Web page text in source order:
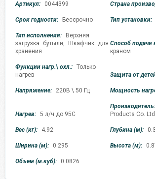
Артикул: 0044399 Страна
Срок годности: Бессрочно Тип установки:
Тип исполнения:
Верхняя
загрузка бутыли, Шкафчик для
хранения
Способ подачи
краном
Функции нагр.\ охл.: Только
нагрев
Защита от
Напряжение: 220В \ 50 Гц Мощность
Нагрев: 5 л/ч до 95С
Производитель:
Products Co.
Вес (кг): 4.92 Глубина (м):
Ширина (м): 0.295 Высота (м):
Объем (м.куб): 0.0826